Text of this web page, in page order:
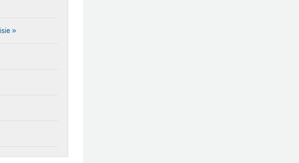
»